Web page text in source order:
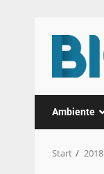
Inhalt
springen
Ambiente
Start 2018